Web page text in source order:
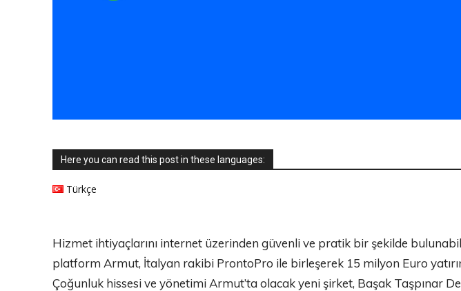
Here you can read this post in these languages:
Türkçe
Hizmet ihtiyaçlarını internet üzerinden güvenli ve pratik bir şekilde
platform Armut, İtalyan rakibi ProntoPro ile birleşerek 15 milyon Euro
Çoğunluk hissesi ve yönetimi Armut’ta olacak yeni şirket, Başak Taşpınar